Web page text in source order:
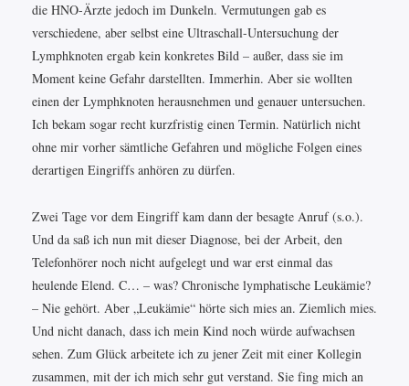
die HNO-Ärzte jedoch im Dunkeln. Vermutungen gab es
verschiedene, aber selbst eine Ultraschall-Untersuchung der
Lymphknoten ergab kein konkretes Bild – außer, dass sie im
Moment keine Gefahr darstellten. Immerhin. Aber sie wollten
einen der Lymphknoten herausnehmen und genauer untersuchen.
Ich bekam sogar recht kurzfristig einen Termin. Natürlich nicht
ohne mir vorher sämtliche Gefahren und mögliche Folgen eines
derartigen Eingriffs anhören zu dürfen.
Zwei Tage vor dem Eingriff kam dann der besagte Anruf (s.o.).
Und da saß ich nun mit dieser Diagnose, bei der Arbeit, den
Telefonhörer noch nicht aufgelegt und war erst einmal das
heulende Elend. C… – was? Chronische lymphatische Leukämie?
– Nie gehört. Aber „Leukämie“ hörte sich mies an. Ziemlich mies.
Und nicht danach, dass ich mein Kind noch würde aufwachsen
sehen. Zum Glück arbeitete ich zu jener Zeit mit einer Kollegin
zusammen, mit der ich mich sehr gut verstand. Sie fing mich an